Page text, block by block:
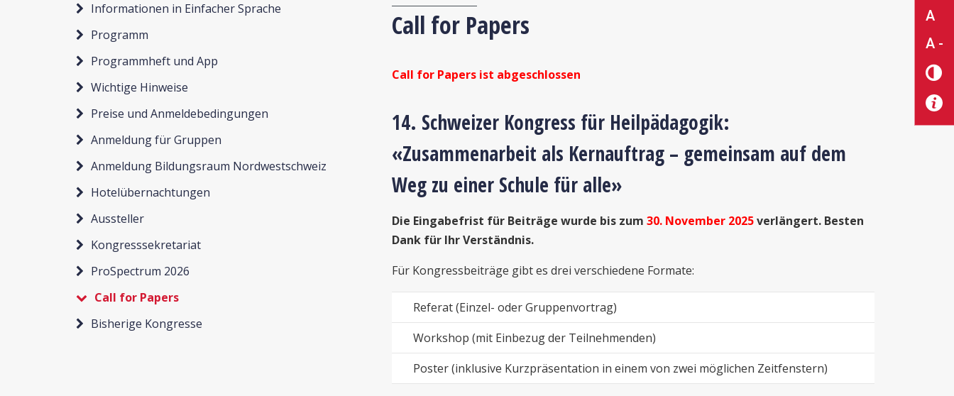
A
A -
Informationen in Einfacher Sprache
Programm
Programmheft und App
Wichtige Hinweise
Preise und Anmeldebedingungen
Anmeldung für Gruppen
Anmeldung Bildungsraum Nordwestschweiz
Hotelübernachtungen
Aussteller
Kongresssekretariat
ProSpectrum 2026
Call for Papers
Bisherige Kongresse
Call for Papers
Call for Papers ist abgeschlossen
14. Schweizer Kongress für Heilpädagogik:
«Zusammenarbeit als Kernauftrag – gemeinsam auf dem
Weg zu einer Schule für alle»
Die Eingabefrist für Beiträge wurde bis zum 30. November 2025verlängert. Besten
Dank für Ihr Verständnis.
Für Kongressbeiträge gibt es drei verschiedene Formate:
Referat (Einzel- oder Gruppenvortrag)
Workshop (mit Einbezug der Teilnehmenden)
Poster (inklusive Kurzpräsentation in einem von zwei möglichen Zeitfenstern)